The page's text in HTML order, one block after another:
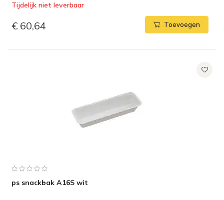
Tijdelijk niet leverbaar
€ 60,64 Toevoegen
ps snackbak A16S wit